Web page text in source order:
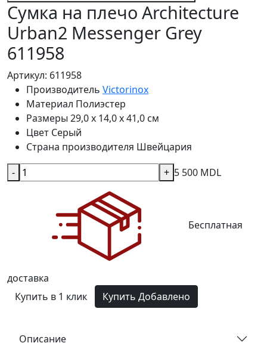
Сумка на плечо Architecture
Urban2 Messenger Grey
611958
Артикул: 611958
Производитель Victorinox
Материал Полиэстер
Размеры 29,0 x 14,0 x 41,0 см
Цвет Серый
Страна производителя Швейцария
5 500 MDL
- +
Бесплатная
доставка
Купить в 1 клик
Купить Добавлено
Описание